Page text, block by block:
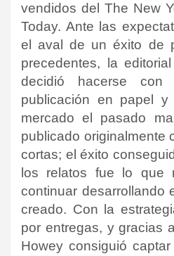
vendidos del The New
Today. Ante las
el aval de un éxito de
precedentes, la
decidió hacerse
publicación en papel
mercado el pasado
publicado originalmente
cortas; el éxito
los relatos fue lo que
continuar desarrollando
creado. Con la
por entregas, y gracias
Howey consiguió